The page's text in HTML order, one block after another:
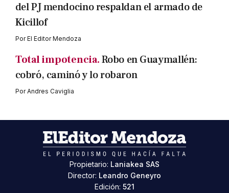
del PJ mendocino respaldan el armado de
Kicillof
PorEl Editor Mendoza
Total impotencia.Robo en Guaymallén:
cobró, caminó y lo robaron
PorAndres Caviglia
Propietario: Laniakea SAS
Director: Leandro Geneyro
Edición: 521